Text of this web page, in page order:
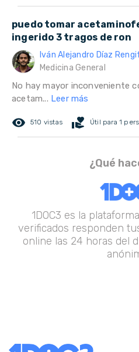
puedo tomar
ingerido 3 tragos de ron
Iván Alejandro Díaz
Medicina General
No hay mayor inconveniente
acetam... Leer más
remove_red_eye 510 vistas volunteer_activism Útil para 1
¿Qué
1DOC3 es la
verificados responden
online las 24 horas del